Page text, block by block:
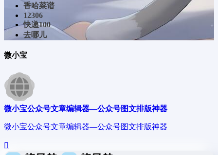
香哈菜谱
12306
快递100
去哪儿
微小宝
微小宝公众号文章编辑器—公众号图文排版神器
微小宝公众号文章编辑器—公众号图文排版神器